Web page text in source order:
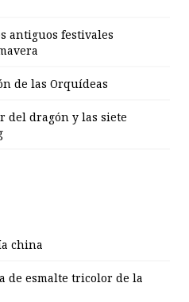
antiguos festivales
de las Orquídeas
del dragón y las siete
china
de esmalte tricolor de la